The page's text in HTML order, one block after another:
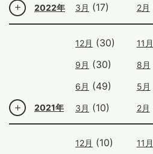
2022年 3月 (17) 2月
2021年
12月 (30) 11月
9月 (30) 8月
6月 (49) 5月
3月 (10) 2月
12月 (10) 11月